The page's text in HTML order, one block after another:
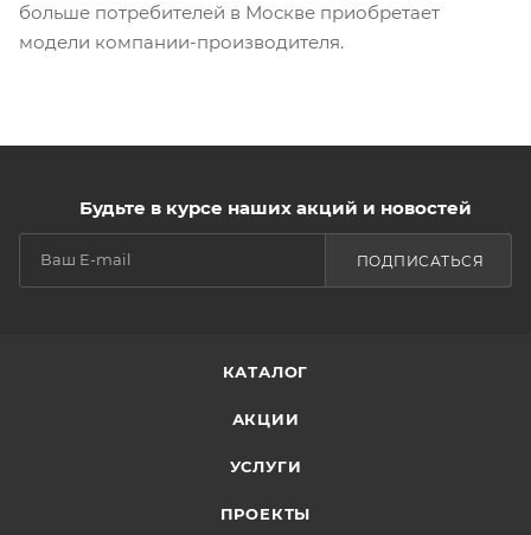
больше потребителей в Москве приобретает
модели компании-производителя.
Будьте в курсе наших акций и новостей
ПОДПИСАТЬСЯ
КАТАЛОГ
АКЦИИ
УСЛУГИ
ПРОЕКТЫ